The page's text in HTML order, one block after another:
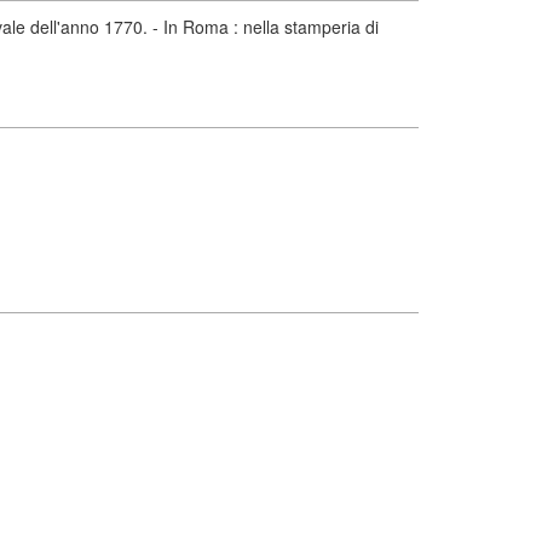
dell'anno 1770. - In Roma : nella stamperia di